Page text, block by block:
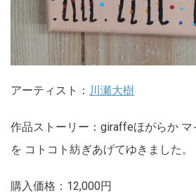
アーティスト： 川瀬大樹
作品ストーリー：giraffeほがらか マ
を コトコト紡ぎあげてゆきました。
購入価格：12,000円